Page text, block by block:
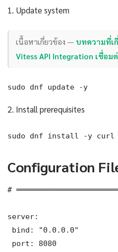
1. Update system
เนื้อหาเกี่ยวข้อง — บทความที่เ
Vitess API Integration เชื่อม
sudo dnf update -y
2. Install prerequisites
sudo dnf install -y curl
Configuration
#
server:
bind: "0.0.0.0"
port: 8080